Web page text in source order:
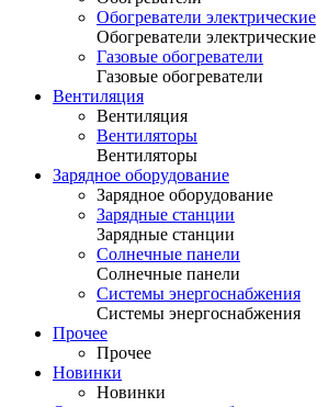
Обогреватели электрические
Обогреватели электрические
Газовые обогреватели
Газовые обогреватели
Вентиляция
Вентиляция
Вентиляторы
Вентиляторы
Зарядное оборудование
Зарядное оборудование
Зарядные станции
Зарядные станции
Солнечные панели
Солнечные панели
Системы энергоснабжения
Системы энергоснабжения
Прочее
Прочее
Новинки
Новинки